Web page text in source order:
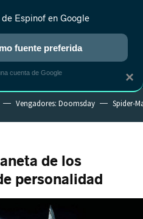
ANIME RANKINGS CINE
Vengadores: Doomsday Spider-
de los
personalidad
×
Espinof en Google
fuente preferida
cuenta de Google